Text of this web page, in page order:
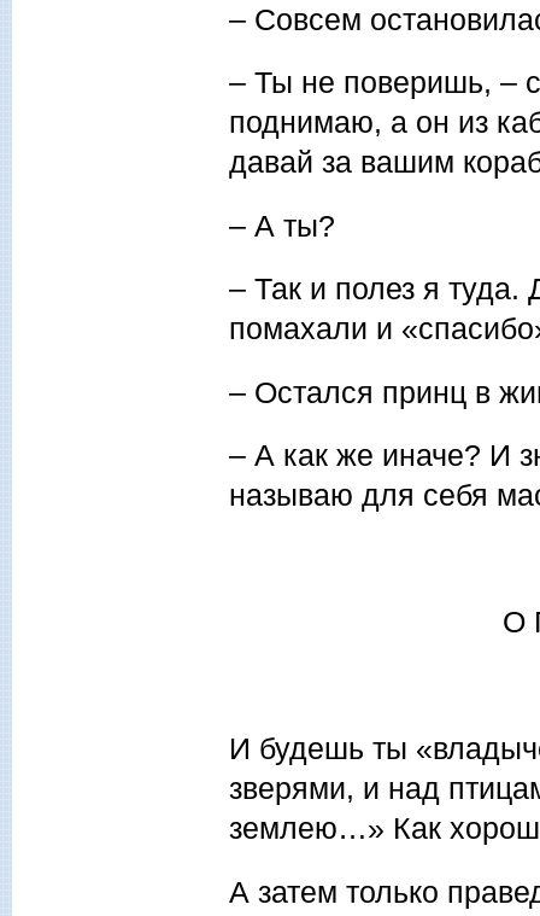
– Совсем
– Ты не поверишь, –
поднимаю, а он из
давай за вашим
– А ты?
– Так и полез я
помахали и
– Остался принц в
– А как же иначе? И
называю для себя
О
И будешь ты
зверями, и над
землею…» Как
А затем только